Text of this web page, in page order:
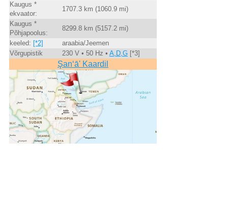
Kaugus *
ekvaator:
1707.3 km (1060.9 mi)
Kaugus *
Põhjapoolus:
8299.8 km (5157.2 mi)
keeled: [*2]
araabia/Jeemen
Võrgupistik
230 V • 50 Hz • A,D,G[*3]
Şan‘ā' Kaardil